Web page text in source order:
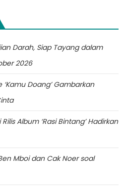
Darah, Siap Tayang dalam
2026
Doang’ Gambarkan
Album ‘Rasi Bintang’ Hadirkan
Mboi dan Cak Noer soal